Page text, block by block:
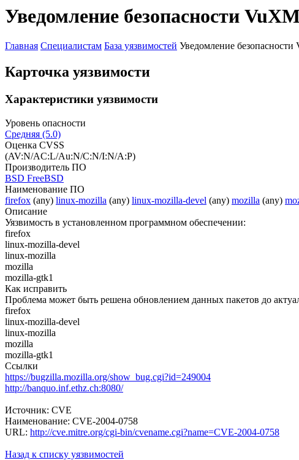
Уведомление безопасности
Главная Специалистам База уязвимостей Уведомление безопасности
Карточка уязвимости
Характеристики уязвимости
Уровень опасности
Средняя (5.0)
Оценка CVSS
(AV:N/AC:L/Au:N/C:N/I:N/A:P)
Производитель ПО
BSD FreeBSD
Наименование ПО
firefox (any) linux-mozilla (any) linux-mozilla-devel (any) mozilla (any)
Описание
Уязвимость в установленном программном обеспечении:
firefox
linux-mozilla-devel
linux-mozilla
mozilla
mozilla-gtk1
Как исправить
Проблема может быть решена обновлением данных пакетов до
firefox
linux-mozilla-devel
linux-mozilla
mozilla
mozilla-gtk1
Ссылки
https://bugzilla.mozilla.org/show_bug.cgi?id=249004
http://banquo.inf.ethz.ch:8080/
Источник: CVE
Наименование: CVE-2004-0758
URL: http://cve.mitre.org/cgi-bin/cvename.cgi?name=CVE-2004-0758
Назад к списку уязвимостей